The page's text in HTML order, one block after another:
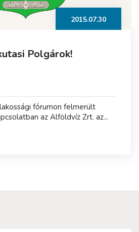
2015.07.30
Polgárok!
fórumon felmerült
az Alföldvíz Zrt. az...